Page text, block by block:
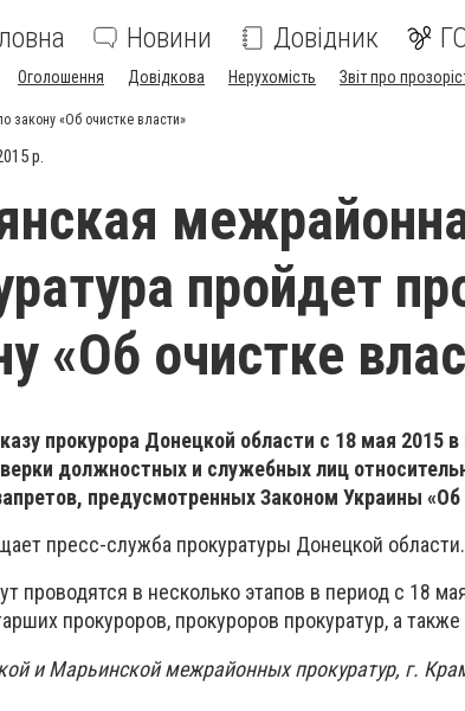
Новини Довідник
Оголошення Довідкова Нерухомість Звіт про
закону «Об очистке власти»
р.
пройдет
«Об очистке
прокурора Донецкой области с 18 мая 2015
должностных и служебных лиц
предусмотренных Законом Украины «Об
пресс-служба прокуратуры Донецкой области.
проводятся в несколько этапов в период с 18
прокуроров, прокуроров прокуратур, а
и Марьинской межрайонных прокуратур, г.